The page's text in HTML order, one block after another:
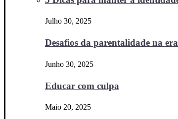
Julho 30, 2025
Desafios da parentalidade na
Junho 30, 2025
Educar com culpa
Maio 20, 2025